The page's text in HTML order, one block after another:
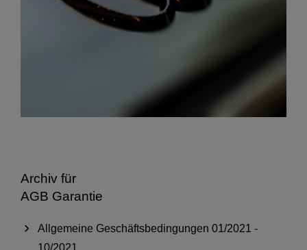
Archiv für
AGB Garantie
Allgemeine Geschäftsbedingungen 01/2021 -
10/2021